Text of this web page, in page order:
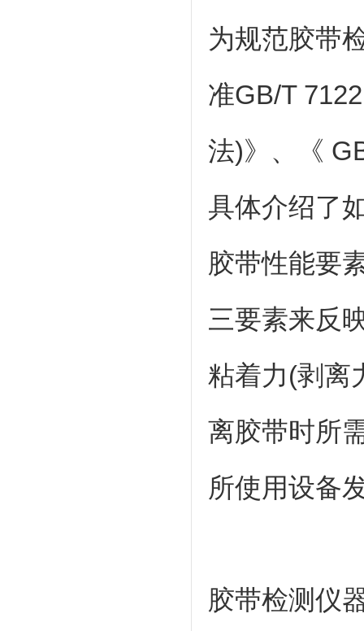
为规范胶带
准GB/T
法)》、《
具体介绍了
胶带性能要
三要素来反
粘着力(剥离
离胶带时所
所使用设备
胶带检测仪